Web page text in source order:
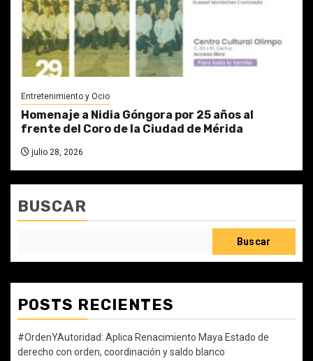
Entretenimiento y Ocio
Homenaje a Nidia Góngora por 25 años al
frente del Coro de la Ciudad de Mérida
julio 28, 2026
BUSCAR
Buscar
POSTS RECIENTES
#OrdenYAutoridad: Aplica Renacimiento Maya Estado de
derecho con orden, coordinación y saldo blanco